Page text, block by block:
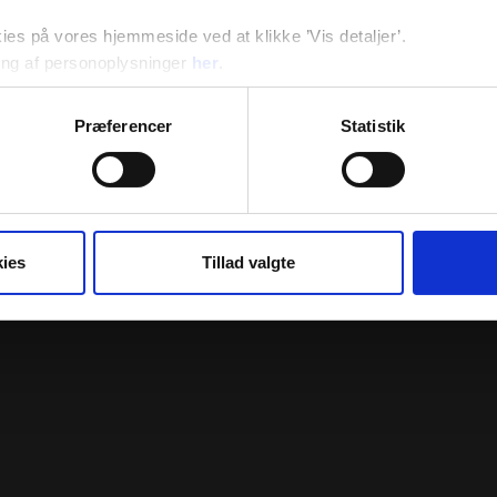
på vores hjemmeside ved at klikke ’Vis detaljer’.
af personoplysninger her
Præferencer Statistik
Tillad valgte